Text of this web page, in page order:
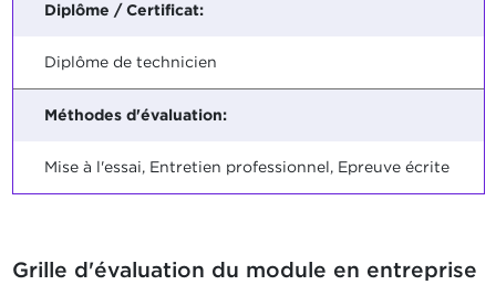
Diplôme / Certificat:
Diplôme de technicien
Méthodes d'évaluation:
Mise à l'essai, Entretien professionnel, Epreuve écrite
Grille d'évaluation du module en entreprise